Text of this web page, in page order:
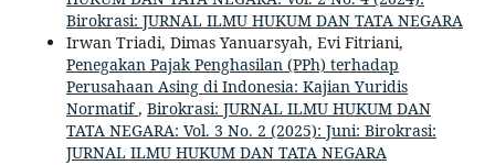
Birokrasi: JURNAL ILMU HUKUM DAN TATA NEGARA
Irwan Triadi, Dimas Yanuarsyah, Evi Fitriani,
Penegakan Pajak Penghasilan (PPh) terhadap
Perusahaan Asing di Indonesia: Kajian Yuridis
Normatif, Birokrasi: JURNAL ILMU HUKUM DAN
TATA NEGARA: Vol. 3 No. 2 (2025): Juni: Birokrasi:
JURNAL ILMU HUKUM DAN TATA NEGARA